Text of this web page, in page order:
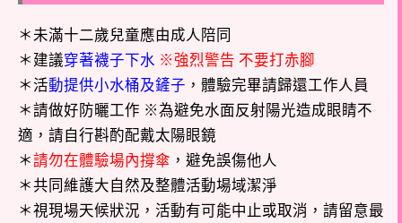
＊未滿十二歲兒童應由成人陪同
＊建議穿著襪子下水 ※強烈警告 不要打赤腳
＊活動提供小水桶及鏟子 ，體驗完畢請歸還工作人員
＊請做好防曬工作 ※為避免水面反射陽光造成眼睛不
適，請自行斟酌配戴太陽眼鏡
＊請勿在體驗場內撐傘 ，避免誤傷他人
＊共同維護大自然及整體活動場域潔淨
＊視現場天候狀況，活動有可能中止或取消，請留意最